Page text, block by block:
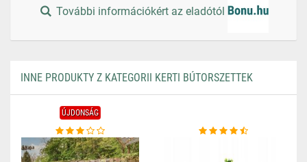
További információkért az eladótól
INNE PRODUKTY Z KATEGORII KERTI BÚTORSZETTEK
ÚJDONSÁG